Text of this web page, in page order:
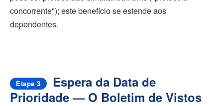
concorrente"); este benefício se estende aos
dependentes.
Etapa 3
Espera da Data de
Prioridade — O Boletim de Vistos